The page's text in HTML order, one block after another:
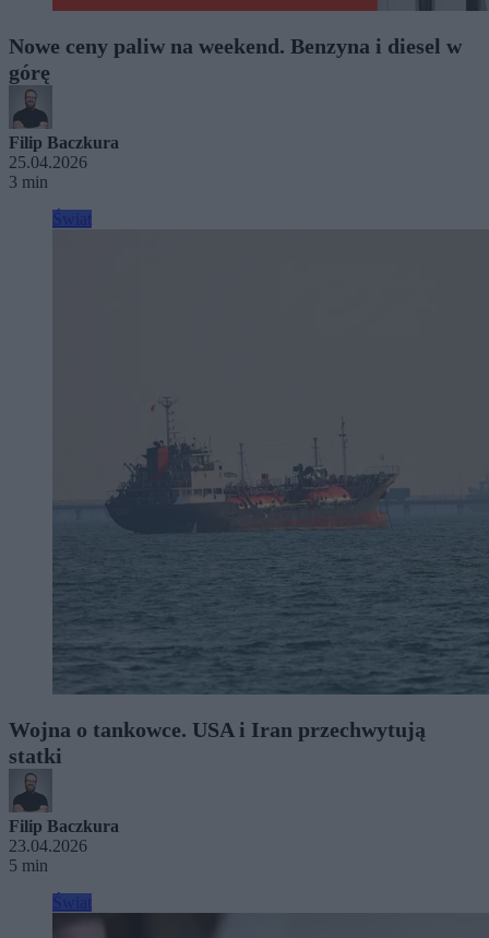
Nowe ceny paliw na weekend. Benzyna i diesel w
górę
Filip Baczkura
25.04.2026
3 min
Wojna o tankowce. USA i Iran przechwytują
statki
Filip Baczkura
23.04.2026
5 min